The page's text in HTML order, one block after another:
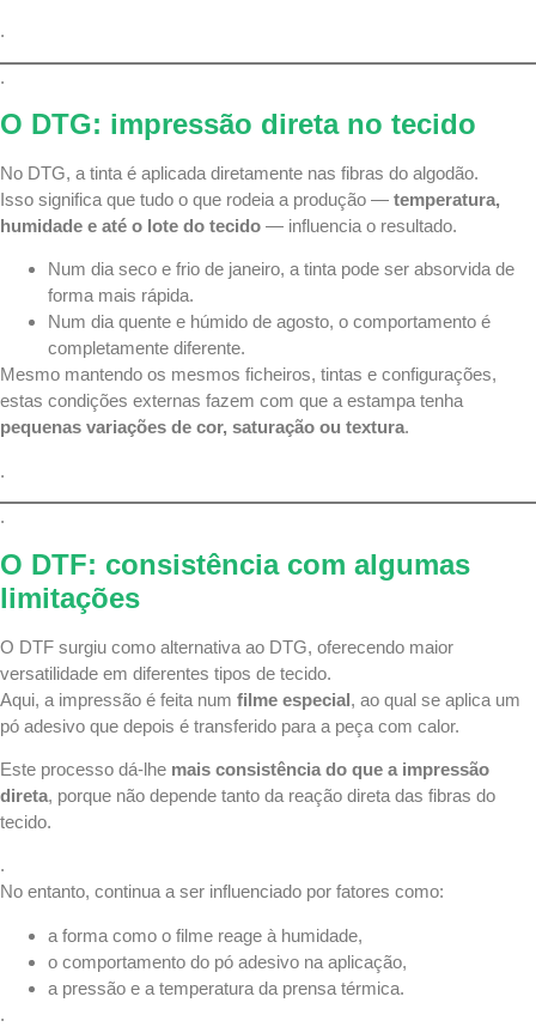
.
.
O DTG: impressão direta no tecido
No DTG, a tinta é aplicada diretamente nas fibras do algodão.
Isso significa que tudo o que rodeia a produção — temperatura,
humidade e até o lote do tecido — influencia o resultado.
Num dia seco e frio de janeiro, a tinta pode ser absorvida de
forma mais rápida.
Num dia quente e húmido de agosto, o comportamento é
completamente diferente.
Mesmo mantendo os mesmos ficheiros, tintas e configurações,
estas condições externas fazem com que a estampa tenha
pequenas variações de cor, saturação ou textura.
.
.
O DTF: consistência com algumas
limitações
O DTF surgiu como alternativa ao DTG, oferecendo maior
versatilidade em diferentes tipos de tecido.
Aqui, a impressão é feita num filme especial, ao qual se aplica um
pó adesivo que depois é transferido para a peça com calor.
Este processo dá-lhe mais consistência do que a impressão
direta, porque não depende tanto da reação direta das fibras do
tecido.
.
No entanto, continua a ser influenciado por fatores como:
a forma como o filme reage à humidade,
o comportamento do pó adesivo na aplicação,
a pressão e a temperatura da prensa térmica.
.